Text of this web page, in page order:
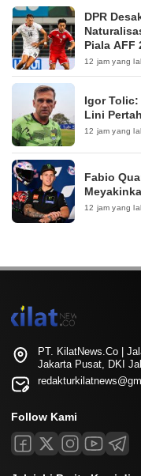
DPR
Piala AFF
12 jam yang
Igor
Lini
12 jam yang
Fabio
12 jam yang
PT. KilatNews.Co |
Jakarta Pusat, DKI
Follow Kami